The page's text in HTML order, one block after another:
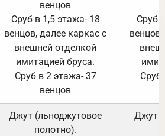
венцов
Сруб в 1,5 этажа- 18
венцов, далее каркас с
внешней отделкой
имитацией бруса.
Сруб в 2 этажа- 37
венцов
Сруб
Сруб
Джут (льноджутовое
полотно).
Джут